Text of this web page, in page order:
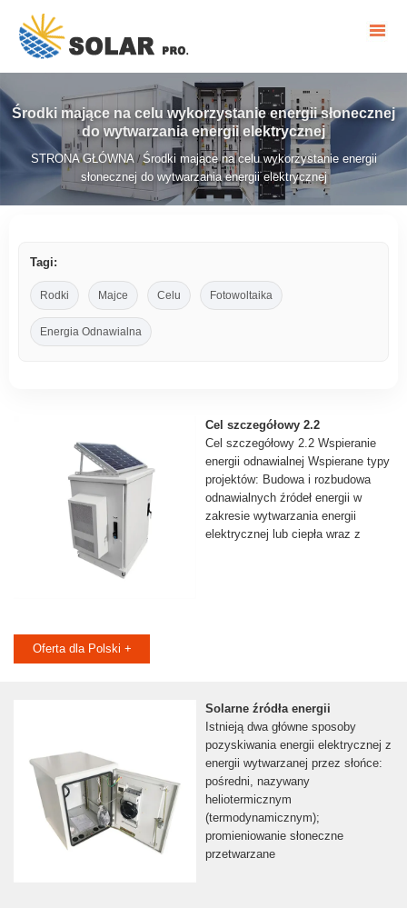
Środki mające na celu wykorzystanie energii słonecznej
do wytwarzania energii elektrycznej
STRONA GŁÓWNA/ Środki mające na celu wykorzystanie energii
słonecznej do wytwarzania energii elektrycznej
Tagi:
Rodki Majce Celu Fotowoltaika
Energia Odnawialna
Cel szczegółowy 2.2
Cel szczegółowy 2.2 Wspieranie
energii odnawialnej Wspierane typy
projektów: Budowa i rozbudowa
odnawialnych źródeł energii w
zakresie wytwarzania energii
elektrycznej lub ciepła wraz z
Oferta dla Polski +
Solarne źródła energii
Istnieją dwa główne sposoby
pozyskiwania energii elektrycznej z
energii wytwarzanej przez słońce:
pośredni, nazywany
heliotermicznym
(termodynamicznym);
promieniowanie słoneczne
przetwarzane